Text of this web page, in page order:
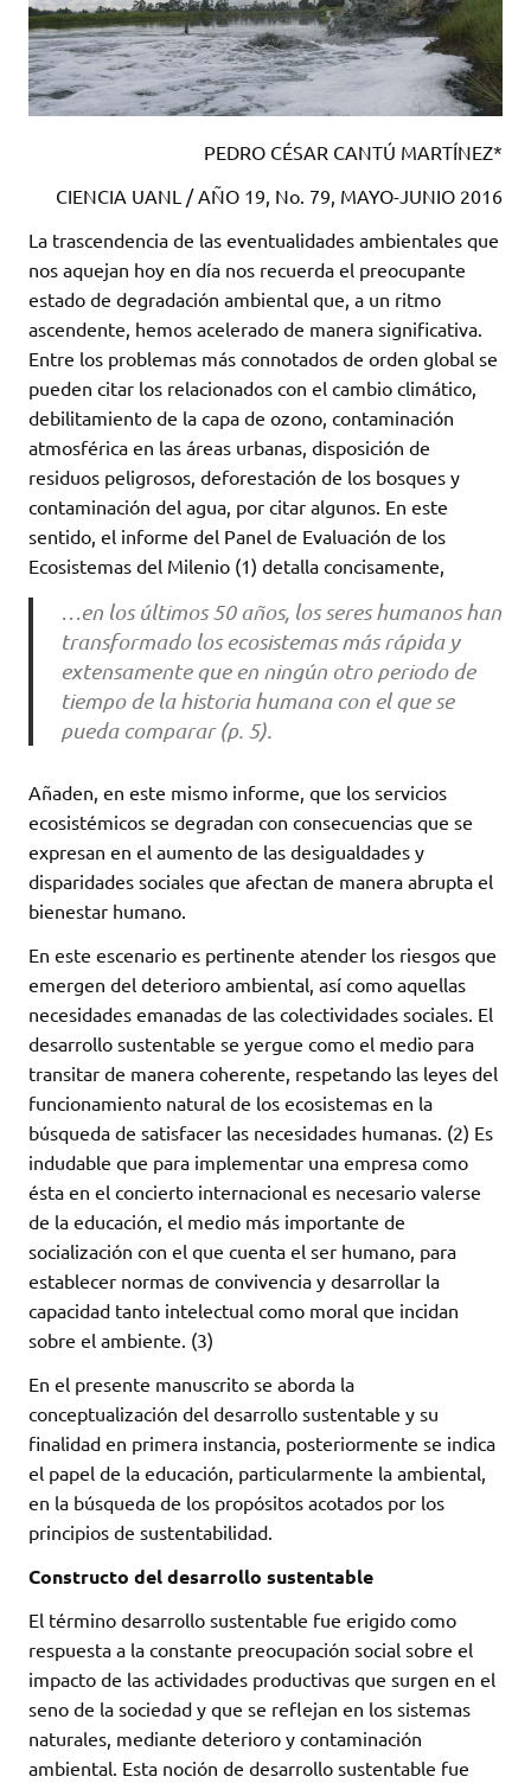
PEDRO CÉSAR CANTÚ MARTÍNEZ*
CIENCIA UANL / AÑO 19, No. 79, MAYO-JUNIO 2016
La trascendencia de las eventualidades ambientales que
nos aquejan hoy en día nos recuerda el preocupante
estado de degradación ambiental que, a un ritmo
ascendente, hemos acelerado de manera significativa.
Entre los problemas más connotados de orden global se
pueden citar los relacionados con el cambio climático,
debilitamiento de la capa de ozono, contaminación
atmosférica en las áreas urbanas, disposición de
residuos peligrosos, deforestación de los bosques y
contaminación del agua, por citar algunos. En este
sentido, el informe del Panel de Evaluación de los
Ecosistemas del Milenio (1) detalla concisamente,
…en los últimos 50 años, los seres humanos han
transformado los ecosistemas más rápida y
extensamente que en ningún otro periodo de
tiempo de la historia humana con el que se
pueda comparar (p. 5).
Añaden, en este mismo informe, que los servicios
ecosistémicos se degradan con consecuencias que se
expresan en el aumento de las desigualdades y
disparidades sociales que afectan de manera abrupta el
bienestar humano.
En este escenario es pertinente atender los riesgos que
emergen del deterioro ambiental, así como aquellas
necesidades emanadas de las colectividades sociales. El
desarrollo sustentable se yergue como el medio para
transitar de manera coherente, respetando las leyes del
funcionamiento natural de los ecosistemas en la
búsqueda de satisfacer las necesidades humanas. (2) Es
indudable que para implementar una empresa como
ésta en el concierto internacional es necesario valerse
de la educación, el medio más importante de
socialización con el que cuenta el ser humano, para
establecer normas de convivencia y desarrollar la
capacidad tanto intelectual como moral que incidan
sobre el ambiente. (3)
En el presente manuscrito se aborda la
conceptualización del desarrollo sustentable y su
finalidad en primera instancia, posteriormente se indica
el papel de la educación, particularmente la ambiental,
en la búsqueda de los propósitos acotados por los
principios de sustentabilidad.
Constructo del desarrollo sustentable
El término desarrollo sustentable fue erigido como
respuesta a la constante preocupación social sobre el
impacto de las actividades productivas que surgen en el
seno de la sociedad y que se reflejan en los sistemas
naturales, mediante deterioro y contaminación
ambiental. Esta noción de desarrollo sustentable fue